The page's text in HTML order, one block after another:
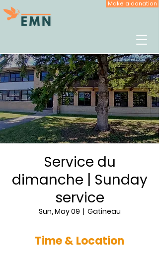
Make a donation
Service du
dimanche | Sunday
service
Sun, May 09
  |
Gatineau
Time & Location